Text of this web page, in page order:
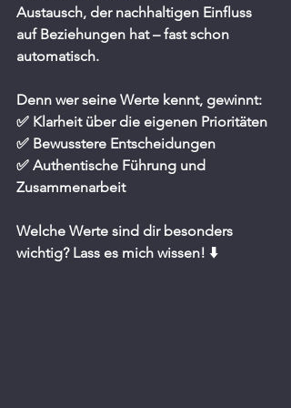
Austausch, der nachhaltigen Einfluss
auf Beziehungen hat – fast schon
automatisch.
Denn wer seine Werte kennt, gewinnt:
✅ Klarheit über die eigenen Prioritäten
✅ Bewusstere Entscheidungen
✅ Authentische Führung und
Zusammenarbeit
Welche Werte sind dir besonders
wichtig? Lass es mich wissen! ⬇️